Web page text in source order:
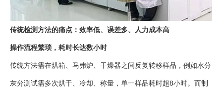
传统检测方法的痛点：效率低、误差多、人力成本高
操作流程繁琐，耗时长达数小时
传统方法需在烘箱、马弗炉、干燥器之间反复转移样品，例如水分
灰分测试需多次烘干、冷却、称量，单一样品耗时超8小时。而制